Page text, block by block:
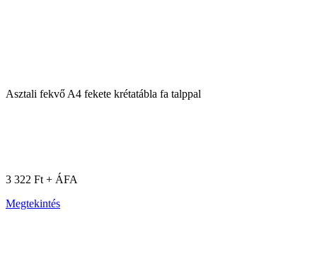
Asztali fekvő A4 fekete krétatábla fa talppal
3 322 Ft + ÁFA
Megtekintés